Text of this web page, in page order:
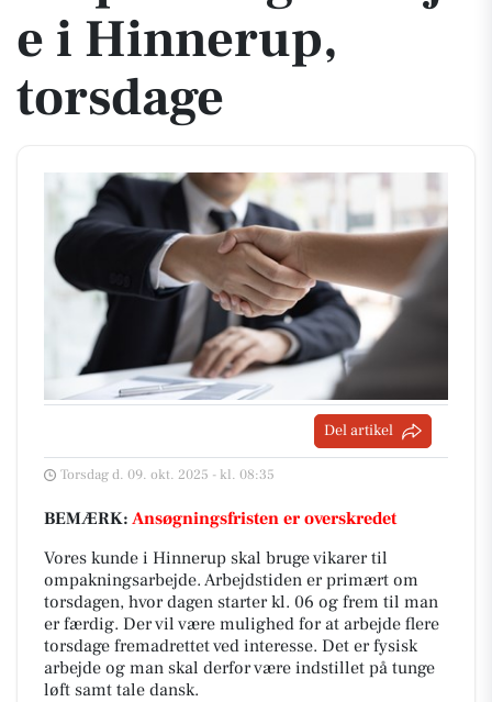
e i Hinnerup,
torsdage
Del artikel
Torsdag d. 09. okt. 2025 - kl. 08:35
BEMÆRK: Ansøgningsfristen er overskredet
Vores kunde i Hinnerup skal bruge vikarer til
ompakningsarbejde. Arbejdstiden er primært om
torsdagen, hvor dagen starter kl. 06 og frem til man
er færdig. Der vil være mulighed for at arbejde flere
torsdage fremadrettet ved interesse. Det er fysisk
arbejde og man skal derfor være indstillet på tunge
løft samt tale dansk.